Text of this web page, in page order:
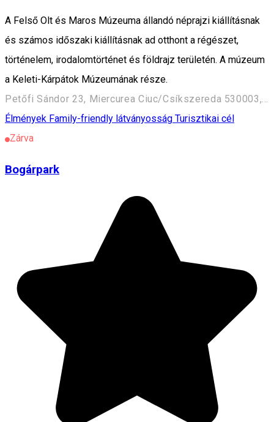
A Felső Olt és Maros Múzeuma állandó néprajzi kiállításnak
és számos időszaki kiállításnak ad otthont a régészet,
történelem, irodalomtörténet és földrajz területén. A múzeum
a Keleti-Kárpátok Múzeumának része.
Petőfi Sándor 23, Miercurea Ciuc/Csíkszereda 530003, Romania
Élmények Family-friendly látványosság Turisztikai cél
Zárva
Bogárpark